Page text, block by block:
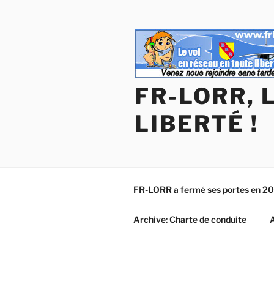
FR-LORR,
LIBERTÉ !
FR-LORR a fermé ses portes en
Archive: Charte de conduite